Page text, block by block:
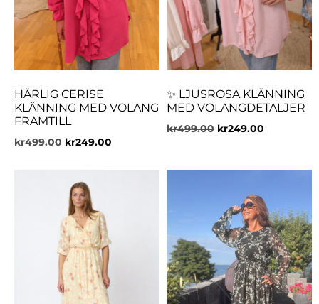
HÄRLIG CERISE
KLÄNNING MED VOLANG
FRAMTILL
kr499.00 kr249.00
✨ LJUSROSA KLÄNNING
MED VOLANGDETALJER
kr499.00 kr249.00